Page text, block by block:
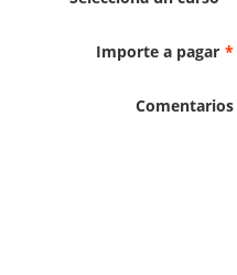
Importe a pagar *
Comentarios